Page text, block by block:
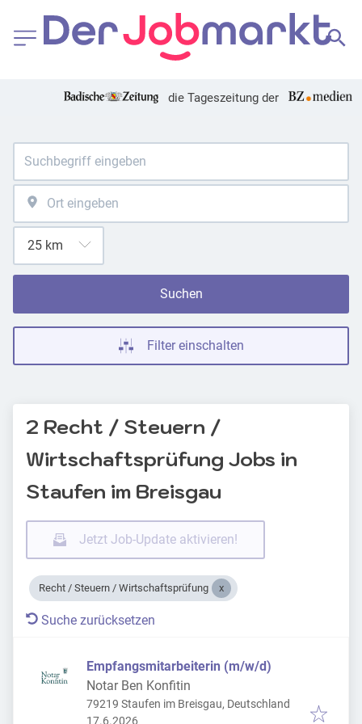
die Tageszeitung der
Suchen
Filter einschalten
2 Recht / Steuern /
Wirtschaftsprüfung Jobs in
Staufen im Breisgau
Jetzt Job-Update aktivieren!
Recht / Steuern / Wirtschaftsprüfung
Suche zurücksetzen
Empfangsmitarbeiterin (m/w/d)
Notar Ben Konfitin
79219 Staufen im Breisgau, Deutschland
Veröffentlicht
17.6.2026